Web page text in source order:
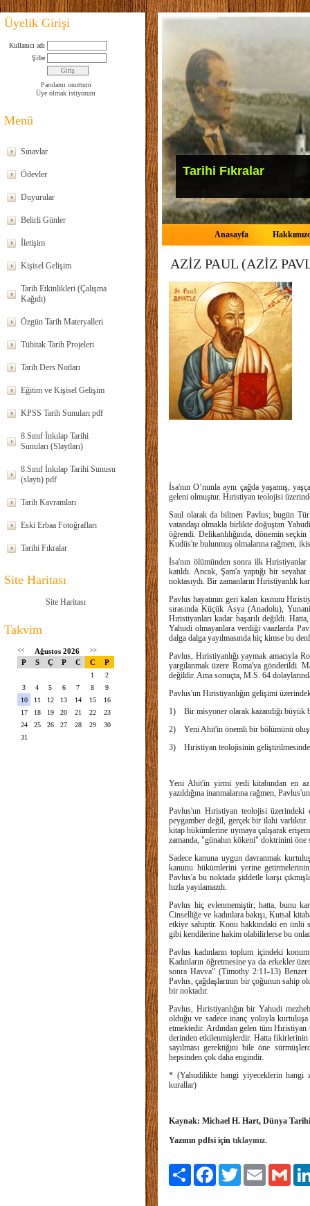
Üyelik Girişi
Kullanıcı adı
Şifre
Parolamı unuttum
Üye olmak istiyorum
Menü
Sınavlar
Ödevler
Duyurular
Belirli Günler
İletişim
Kişisel Gelişim
Tarih Etkinlikleri (Çalışma
Kağıdı)
Özgün Tarih Materyalleri
Tübitak Tarih Projeleri
Tarih Ders Notları
Eğitim ve Kişisel Gelişim
KPSS Tarih Sunuları pdf
8.Sınıf İnkılap Tarihi
Sunuları (Slaytları)
8.Sınıf İnkılap Tarihi Sunusu
(slaytı) pdf
Tarih Kavramları
Eski Erbaa Fotoğrafları
Tarihi Fıkralar
Site Haritası
Site Haritası
Takvim
<< Ağustos 2026 >>
P S Ç P C C P
1
2
3
4 5 6 7 8
9
10
11 12 13 14 15
16
17
18 19 20 21 22
23
24
25 26 27 28 29
30
31
Tarihi Fıkralar
Anasayfa
AZİZ PAUL (AZİZ
İsa'nın O’nunla aynı çağda yaşamış,
geleni olmuştur. Hıristiyan teolojisi
Saul olarak da bilinen Pavlus; bugün
vatandaşı olmakla birlikte doğuştan
öğrendi. Delikanlılığında, dönemin
Kudüs'te bulunmuş olmalarına rağmen,
İsa'nın ölümünden sonra ilk
katıldı. Ancak, Şam'a yaptığı bir
noktasıydı. Bir zamanların Hıristiyanlık
Pavlus hayatının geri kalan kısmını
sırasında Küçük Asya (Anadolu),
Hıristiyanları kadar başarılı değildi.
Yahudi olmayanlara verdiği vaazlarda
dalga dalga yayılmasında hiç kimse bu
Pavlus, Hıristiyanlığı yaymak amacıyla
yargılanmak üzere Roma'ya gönderildi.
değildir. Ama sonuçta, M.S. 64
Pavlus'un Hıristiyanlığın gelişimi
1) Bir misyoner olarak kazandığı büyük
2) Yeni Ahit'in önemli bir bölümünü
3) Hıristiyan teolojisinin geliştirilmesinde
Yeni Ahit'in yirmi yedi kitabından en
yazıldığına inanmalarına rağmen,
Pavlus'un Hıristiyan teolojisi
peygamber değil, gerçek bir ilahi
kitap hükümlerine uymaya çalışarak
zamanda, "günahın kökeni" doktrinini öne
Sadece kanuna uygun davranmak
kanunu hükümlerini yerine
Pavlus'a bu noktada şiddetle karşı
hızla yayılamazdı.
Pavlus hiç evlenmemiştir; hatta, bunu
Cinselliğe ve kadınlara bakışı, Kutsal
etkiye sahiptir. Konu hakkındaki en ünlü
gibi kendilerine hakim olabilirlerse bu
Pavlus kadınların toplum içindeki
Kadınların öğretmesine ya da erkekler
sonra Havva" (Timothy 2:11-13)
Pavlus, çağdaşlarının bir çoğunun sahip
bir noktadır.
Pavlus, Hıristiyanlığın bir Yahudi
olduğu ve sadece inanç yoluyla
etmektedir. Ardından gelen tüm
derinden etkilenmişlerdir. Hatta fikirlerinin
sayılması gerektiğini bile öne
hepsinden çok daha engindir.
* (Yahudilikte hangi yiyeceklerin hangi
kurallar)
Kaynak: Michael H. Hart, Dünya
Yazının pdfsi için tıklayınız.
Paylaş FacebookTwitter Email Gmail